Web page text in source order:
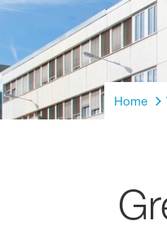
Home